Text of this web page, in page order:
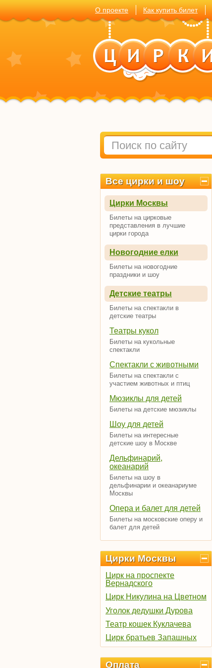
О проекте Как купить билет
Все цирки и шоу
Цирки Москвы
Билеты на цирковые
представления в лучшие
цирки города
Новогодние елки
Билеты на новогодние
праздники и шоу
Детские театры
Билеты на спектакли в
детские театры
Театры кукол
Билеты на кукольные
спектакли
Спектакли с животными
Билеты на спектакли с
участием животных и птиц
Мюзиклы для детей
Билеты на детские мюзиклы
Шоу для детей
Билеты на интересные
детские шоу в Москве
Дельфинарий,
океанарий
Билеты на шоу в
дельфинарии и океанариуме
Москвы
Опера и балет для детей
Билеты на московские оперу и
балет для детей
Цирки Москвы
Цирк на проспекте
Вернадского
Цирк Никулина на Цветном
Уголок дедушки Дурова
Театр кошек Куклачева
Цирк братьев Запашных
Оплата